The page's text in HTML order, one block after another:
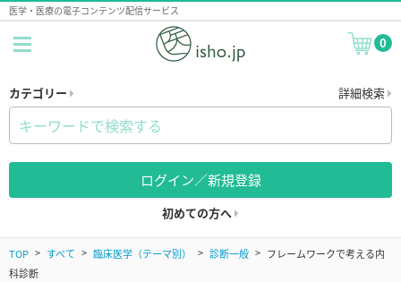
医学・医療の電子コンテンツ配信サービス
0
カテゴリー 詳細検索
ログイン／新規登録
初めての方へ
TOP すべて 臨床医学（テーマ別） 診断一般
フレームワークで考える内
科診断